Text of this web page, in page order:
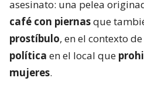
asesinato: una pelea
café con piernasque
prostíbulo, en el contexto
política en el local que
mujeres.